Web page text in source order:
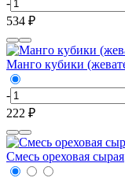
-
534 ₽
Манго кубики
-
222 ₽
Смесь ореховая сырая